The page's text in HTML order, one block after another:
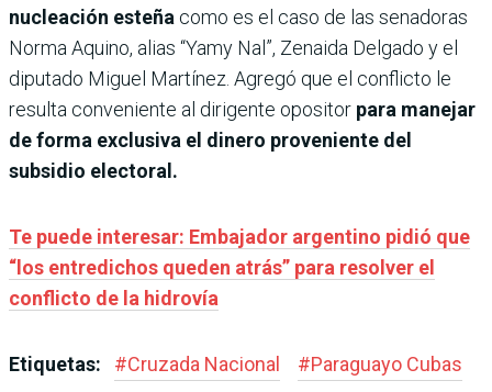
nucleación esteña como es el caso de las senadoras
Norma Aquino, alias “Yamy Nal”, Zenaida Delgado y el
diputado Miguel Martínez. Agregó que el conflicto le
resulta conveniente al dirigente opositor para manejar
de forma exclusiva el dinero proveniente del
subsidio electoral.
Te puede interesar: Embajador argentino pidió que
“los entredichos queden atrás” para resolver el
conflicto de la hidrovía
Etiquetas: #Cruzada Nacional #Paraguayo Cubas